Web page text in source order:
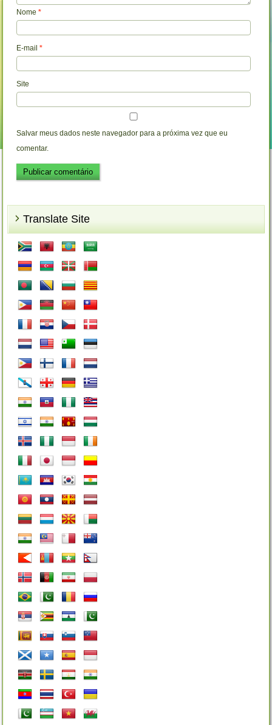
Nome*
E-mail*
Site
Salvar meus dados neste navegador para a próxima vez que eu
comentar.
Translate Site